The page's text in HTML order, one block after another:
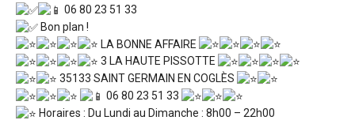
06 80 23 51 33
Bon plan !
LA BONNE AFFAIRE
3 LA HAUTE PISSOTTE
35133 SAINT GERMAIN EN COGLÈS
06 80 23 51 33
Horaires : Du Lundi au Dimanche : 8h00 – 22h00